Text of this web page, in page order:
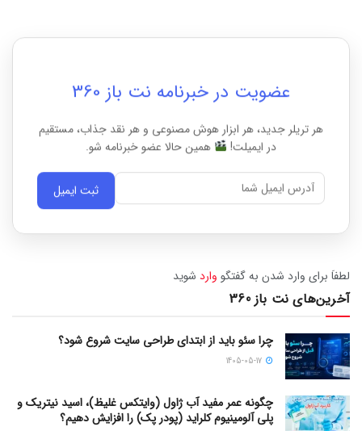
عضویت در خبرنامه نت باز 360
هر تریلر جدید، هر ابزار هوش مصنوعی و هر نقد جذاب، مستقیم
در ایمیلت!
همین حالا عضو خبرنامه شو.
ثبت ایمیل
لطفاَ برای وارد شدن به گفتگو وارد شوید
آخرین‌های نت باز 360
چرا سئو باید از ابتدای طراحی سایت شروع شود؟
چگونه عمر مفید آب ژاول (وایتکس غلیظ)، اسید نیتریک و
پلی آلومینیوم کلراید (پودر پک) را افزایش دهیم؟